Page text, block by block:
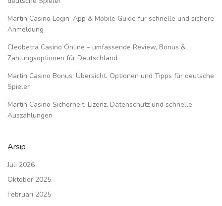
Martin Casino Login: App & Mobile Guide für schnelle und sichere
Anmeldung
Cleobetra Casino Online – umfassende Review, Bonus &
Zahlungsoptionen für Deutschland
Martin Casino Bonus: Übersicht, Optionen und Tipps für deutsche
Spieler
Martin Casino Sicherheit: Lizenz, Datenschutz und schnelle
Auszahlungen
Arsip
Juli 2026
Oktober 2025
Februari 2025